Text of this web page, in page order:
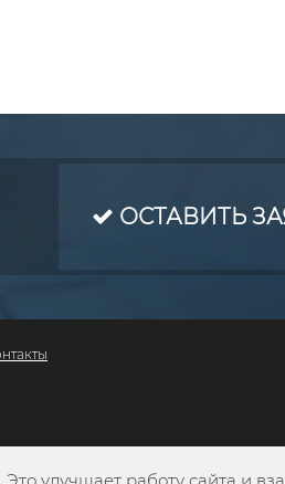
ОСТАВИТЬ